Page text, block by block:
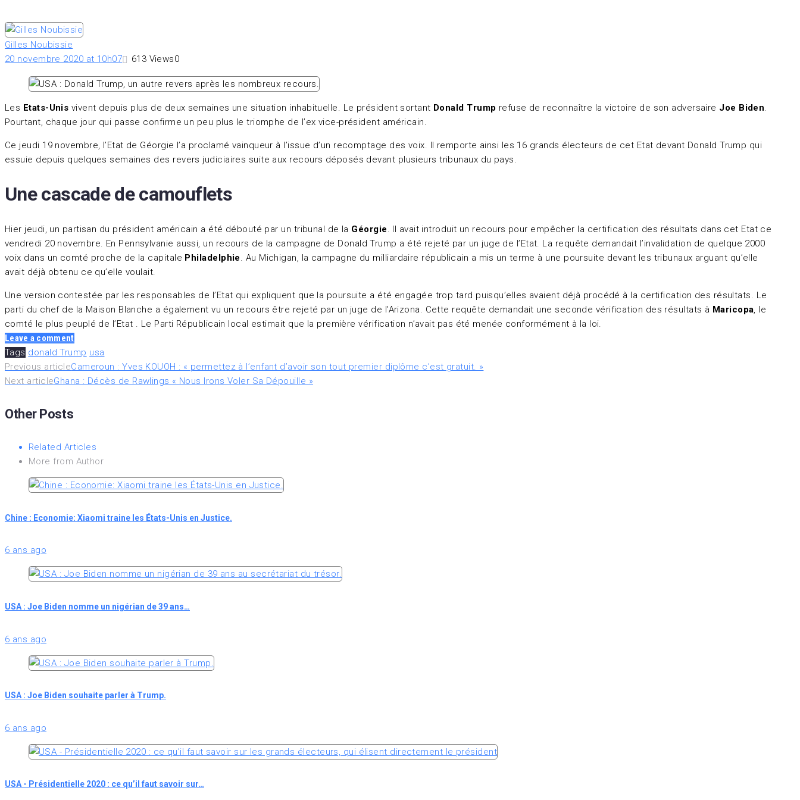
Gilles Noubissie
20 novembre 2020 at 10h07
613 Views0
Les Etats-Unis vivent depuis plus de deux semaines une situation inhabituelle. Le président sortant Donald Trump refuse de reconnaître la victoire de son adversaire Joe Biden
Pourtant, chaque jour qui passe confirme un peu plus le triomphe de l’ex vice-président américain.
Ce jeudi 19 novembre, l’Etat de Géorgie l’a proclamé vainqueur à l’issue d’un recomptage des voix. Il remporte ainsi les 16 grands électeurs de cet Etat devant Donald Trump qui
essuie depuis quelques semaines des revers judiciaires suite aux recours déposés devant plusieurs tribunaux du pays.
Une cascade de camouflets
Hier jeudi, un partisan du président américain a été débouté par un tribunal de la Géorgie. Il avait introduit un recours pour empêcher la certification des résultats dans cet Etat ce
vendredi 20 novembre. En Pennsylvanie aussi, un recours de la campagne de Donald Trump a été rejeté par un juge de l’Etat. La requête demandait l’invalidation de quelque 2000
voix dans un comté proche de la capitale Philadelphie. Au Michigan, la campagne du milliardaire républicain a mis un terme à une poursuite devant les tribunaux arguant qu’elle
avait déjà obtenu ce qu’elle voulait.
Une version contestée par les responsables de l’Etat qui expliquent que la poursuite a été engagée trop tard puisqu’elles avaient déjà procédé à la certification des résultats. Le
parti du chef de la Maison Blanche a également vu un recours être rejeté par un juge de l’Arizona. Cette requête demandait une seconde vérification des résultats à Maricopa, le
comté le plus peuplé de l’Etat . Le Parti Républicain local estimait que la première vérification n’avait pas été menée conformément à la loi.
Leave a comment
Tags donald Trump usa
Previous articleCameroun : Yves KOUOH : « permettez à l’enfant d’avoir son tout premier diplôme c’est gratuit. »
Next articleGhana : Décès de Rawlings « Nous Irons Voler Sa Dépouille »
Other Posts
Related Articles
More from Author
Chine : Economie: Xiaomi traine les États-Unis en Justice.
6 ans ago
USA : Joe Biden nomme un nigérian de 39 ans…
6 ans ago
USA : Joe Biden souhaite parler à Trump.
6 ans ago
USA - Présidentielle 2020 : ce qu’il faut savoir sur…